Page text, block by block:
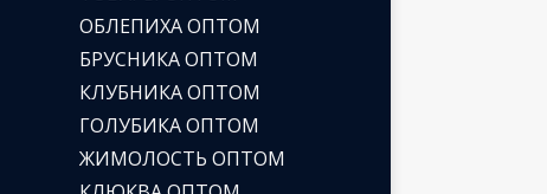
ОБЛЕПИХА ОПТОМ
БРУСНИКА ОПТОМ
КЛУБНИКА ОПТОМ
ГОЛУБИКА ОПТОМ
ЖИМОЛОСТЬ ОПТОМ